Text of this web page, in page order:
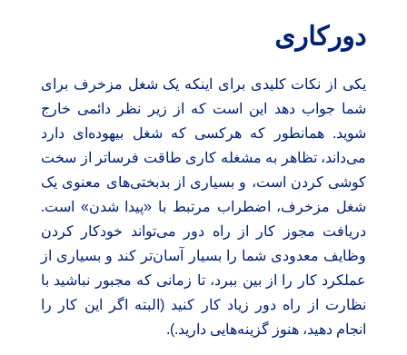
دورکاری
یکی از نکات کلیدی برای اینکه یک شغل مزخرف برای
شما جواب دهد این است که از زیر نظر دائمی خارج
شوید. همانطور که هرکسی که شغل بیهوده‌ای دارد
می‌داند، تظاهر به مشغله کاری طاقت فرساتر از سخت
کوشی کردن است، و بسیاری از بدبختی‌های معنوی یک
شغل مزخرف، اضطراب مرتبط با «پیدا شدن» است.
دریافت مجوز کار از راه دور می‌تواند خودکار کردن
وظایف معدودی شما را بسیار آسان‌تر کند و بسیاری از
عملکرد کار را از بین ببرد، تا زمانی که مجبور نباشید با
نظارت از راه دور زیاد کار کنید (البته اگر این کار را
انجام دهید، هنوز گزینه‌هایی دارید.).